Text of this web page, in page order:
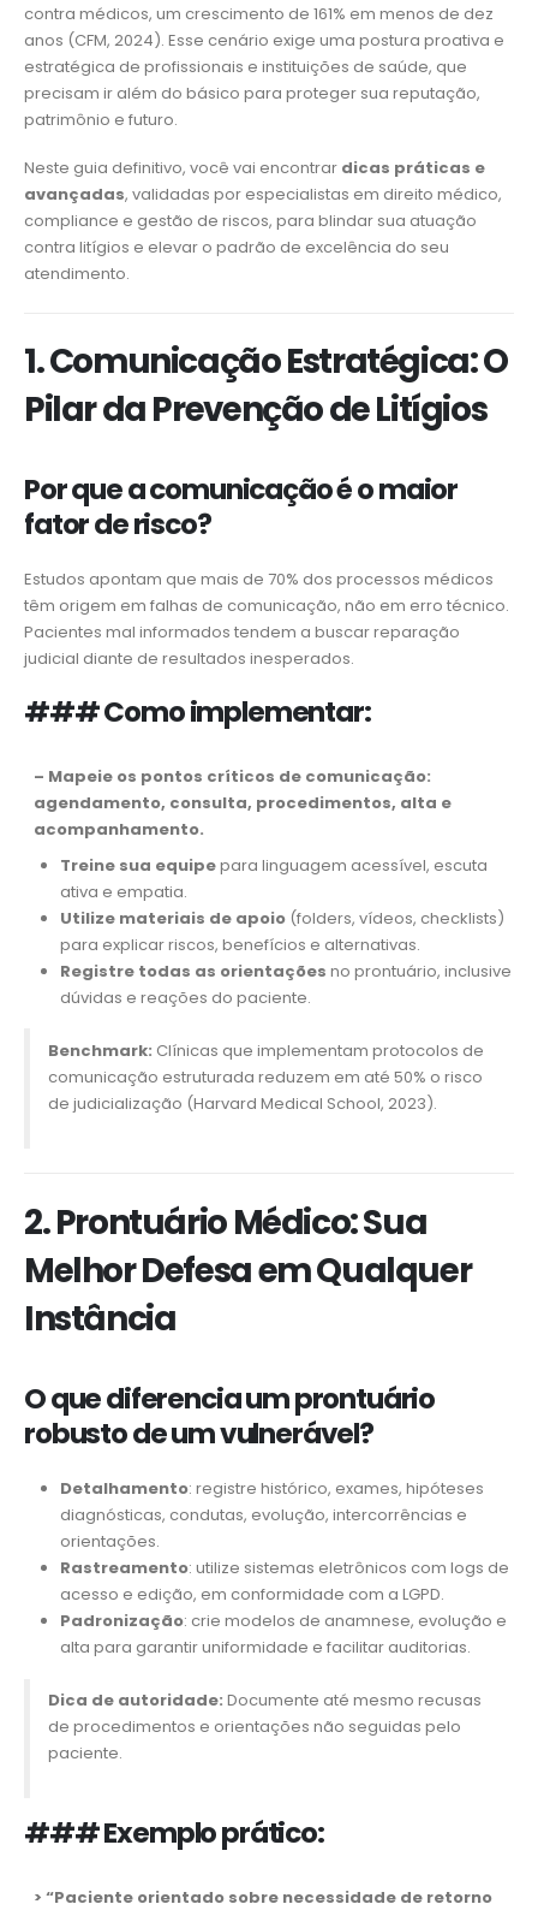
contra médicos, um crescimento de 161% em menos de dez
anos (CFM, 2024). Esse cenário exige uma postura proativa e
estratégica de profissionais e instituições de saúde, que
precisam ir além do básico para proteger sua reputação,
patrimônio e futuro.
Neste guia definitivo, você vai encontrar dicas práticas e
avançadas, validadas por especialistas em direito médico,
compliance e gestão de riscos, para blindar sua atuação
contra litígios e elevar o padrão de excelência do seu
atendimento.
1. Comunicação Estratégica: O
Pilar da Prevenção de Litígios
Por que a comunicação é o maior
fator de risco?
Estudos apontam que mais de 70% dos processos médicos
têm origem em falhas de comunicação, não em erro técnico.
Pacientes mal informados tendem a buscar reparação
judicial diante de resultados inesperados.
### Como implementar:
– Mapeie os pontos críticos de comunicação:
agendamento, consulta, procedimentos, alta e
acompanhamento.
Treine sua equipepara linguagem acessível, escuta
ativa e empatia.
Utilize materiais de apoio(folders, vídeos, checklists)
para explicar riscos, benefícios e alternativas.
Registre todas as orientações no prontuário, inclusive
dúvidas e reações do paciente.
Benchmark: Clínicas que implementam protocolos de
comunicação estruturada reduzem em até 50% o risco
de judicialização (Harvard Medical School, 2023).
2. Prontuário Médico: Sua
Melhor Defesa em Qualquer
Instância
O que diferencia um prontuário
robusto de um vulnerável?
Detalhamento: registre histórico, exames, hipóteses
diagnósticas, condutas, evolução, intercorrências e
orientações.
Rastreamento: utilize sistemas eletrônicos com logs de
acesso e edição, em conformidade com a LGPD.
Padronização: crie modelos de anamnese, evolução e
alta para garantir uniformidade e facilitar auditorias.
Dica de autoridade: Documente até mesmo recusas
de procedimentos e orientações não seguidas pelo
paciente.
### Exemplo prático:
> “Paciente orientado sobre necessidade de retorno